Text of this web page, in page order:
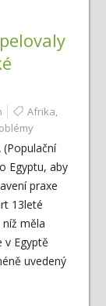
Afrika,
(Populační
Egyptu, aby
praxe
13leté
měla
v Egyptě
uvedený